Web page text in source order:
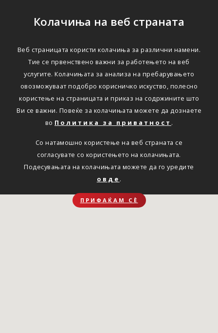
Колачиња на веб страната
Веб страницата користи колачиња за различни намени.
Тие се првенствено важни за работењето на веб
услугите. Колачињата за анализа на пребарувањето
овозможуваат подобро корисничко искуство, полесно
користење на страницата и приказ на содржините што
Ви се важни. Повеќе за колачињата можете да дознаете
во Политика за приватност .
Со натамошно користење на веб страната се
согласувате со користењето на колачињата.
Подесувањата на колачињата можете да го уредите
овде .
ПРИФАЌАМ СЀ